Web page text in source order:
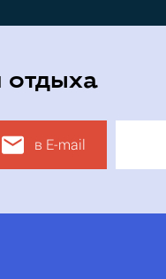
отдыха
в E-mail